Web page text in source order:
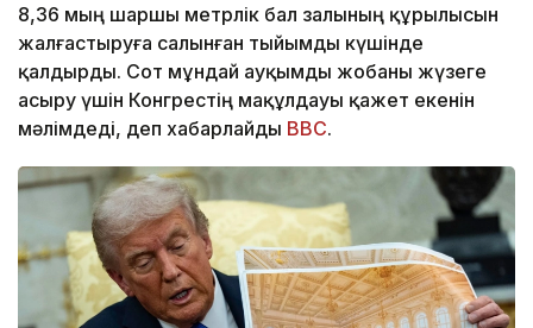
8,36 мың шаршы метрлік бал залының құрылысын
жалғастыруға салынған тыйымды күшінде
қалдырды. Сот мұндай ауқымды жобаны жүзеге
асыру үшін Конгрестің мақұлдауы қажет екенін
мәлімдеді, деп хабарлайды BBC.